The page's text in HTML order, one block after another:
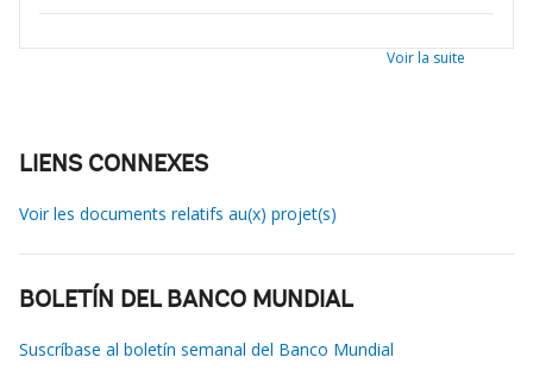
Voir la suite
LIENS CONNEXES
Voir les documents relatifs au(x) projet(s)
BOLETÍN DEL BANCO MUNDIAL
Suscríbase al boletín semanal del Banco Mundial